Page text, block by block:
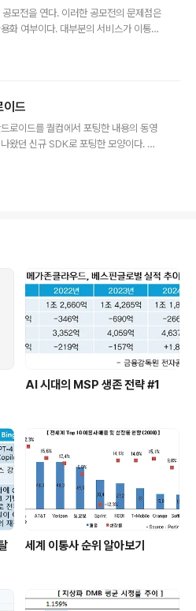
모전을 연다. 이러한 공모전의 문제점은
화 여부이다. 대부분의 서비스가 이통사
어만 노출되고 그 아이디어가 주최측에
이통사에서 진행하는 이런 아이디어 공
의 힘을 못 받을 때가 많으니 이통사 밖
람은 시도는 해보지만, 상용화에 크게
드
로이드를 퀄컴에서 포팅한 내용의 동영
왔던 신규 SDK로 포팅한 모양이다. 많
보시기를~ * 2008/02/23 23:39에 작
AI 시대의 MSP 생존 전략 #1
세계 이통사 순위 알아보기